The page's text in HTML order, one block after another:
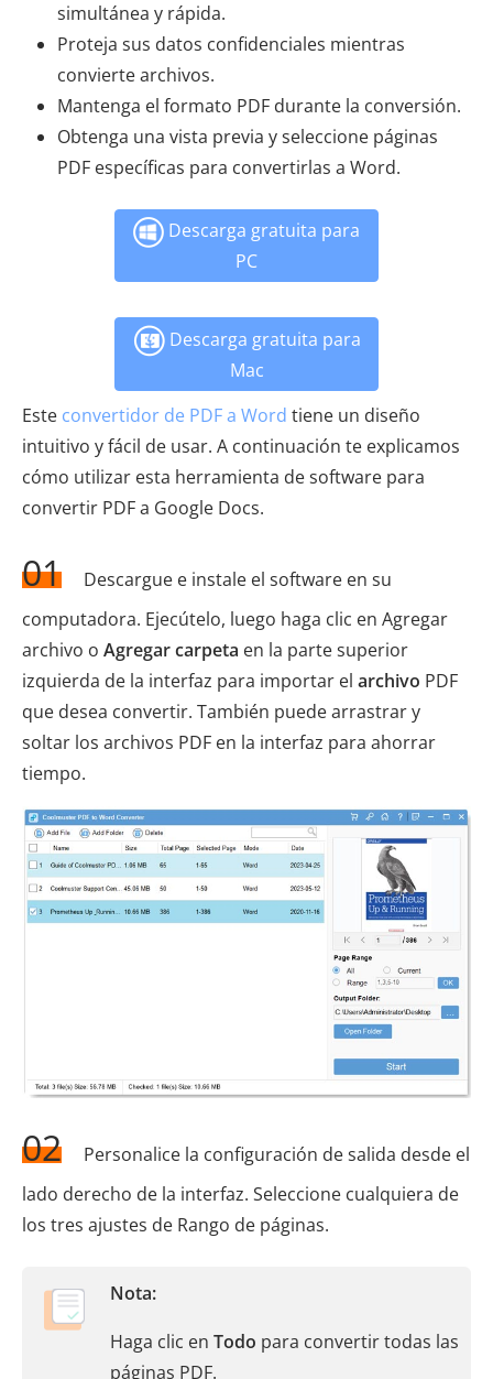
simultánea y rápida.
Proteja sus datos confidenciales mientras
convierte archivos.
Mantenga el formato PDF durante la conversión.
Obtenga una vista previa y seleccione páginas
PDF específicas para convertirlas a Word.
Descarga gratuita para
PC
Descarga gratuita para
Mac
Este convertidor de PDF a Word tiene un diseño
intuitivo y fácil de usar. A continuación te explicamos
cómo utilizar esta herramienta de software para
convertir PDF a Google Docs.
01
Descargue e instale el software en su
computadora. Ejecútelo, luego haga clic en Agregar
archivo o Agregar carpeta en la parte superior
izquierda de la interfaz para importar el archivo PDF
que desea convertir. También puede arrastrar y
soltar los archivos PDF en la interfaz para ahorrar
tiempo.
02
Personalice la configuración de salida desde el
lado derecho de la interfaz. Seleccione cualquiera de
los tres ajustes de Rango de páginas.
Nota:
Haga clic en Todo para convertir todas las
páginas PDF.